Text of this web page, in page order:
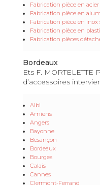
Fabrication pièce en
Fabrication pièce en
Fabrication pièce en
Fabrication pièce en
Fabrication pièces
Bordeaux
Ets F.
d’accessoires
Albi
Amiens
Angers
Bayonne
Besançon
Bordeaux
Bourges
Calais
Cannes
Clermont-Ferrand